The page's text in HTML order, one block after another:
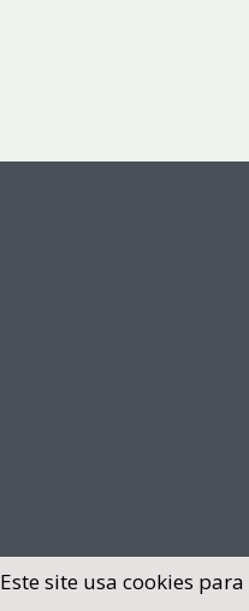
Este site usa cookies